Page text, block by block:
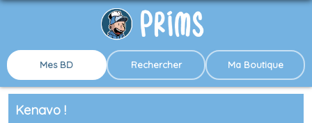
Mes BD Rechercher Ma Boutique
Kenavo !